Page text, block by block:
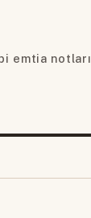
emtia notları